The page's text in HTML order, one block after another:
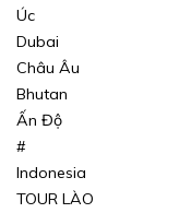
Úc
Dubai
Châu Âu
Bhutan
Ấn Độ
#
Indonesia
TOUR LÀO